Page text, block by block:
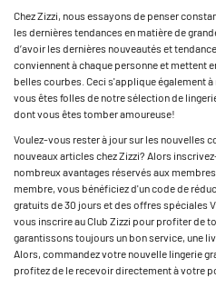
Chez Zizzi, nous essayons de penser
les dernières tendances en matière de
d’avoir les dernières nouveautés et
conviennent à chaque personne et mettent
belles courbes. Ceci s'applique également
vous êtes folles de notre sélection de
dont vous êtes tomber amoureuse!
Voulez-vous rester à jour sur les nouvelles
nouveaux articles chez Zizzi? Alors
nombreux avantages réservés aux
membre, vous bénéficiez d'un code de
gratuits de 30 jours et des offres spéciales
vous inscrire au Club Zizzi pour profiter de
garantissons toujours un bon service, une
Alors, commandez votre nouvelle lingerie
profitez de le recevoir directement à votre